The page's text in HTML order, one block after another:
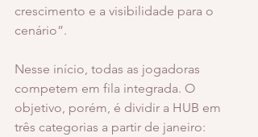
crescimento e a visibilidade para o
cenário”.
Nesse início, todas as jogadoras
competem em fila integrada. O
objetivo, porém, é dividir a HUB em
três categorias a partir de janeiro: